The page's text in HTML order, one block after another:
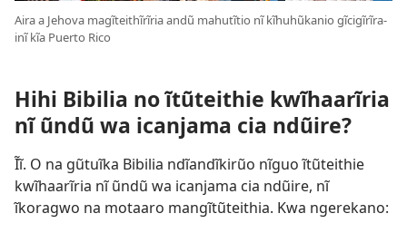
Aira a Jehova magĩteithĩrĩria andũ mahutĩtio nĩ kĩhuhũkanio gĩcigĩrĩra-
inĩ kĩa Puerto Rico
Hihi Bibilia no ĩtũteithie kwĩhaarĩria
nĩ ũndũ wa icanjama cia ndũire?
Ĩĩ. O na gũtuĩka Bibilia ndĩandĩkirũo nĩguo ĩtũteithie
kwĩhaarĩria nĩ ũndũ wa icanjama cia ndũire, nĩ
ĩkoragwo na motaaro mangĩtũteithia. Kwa ngerekano: